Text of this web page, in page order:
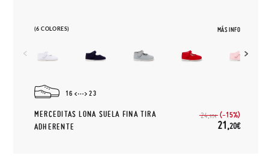
(6 COLORES) MÁS INFO
16 23
MERCEDITAS LONA SUELA FINA TIRA
ADHERENTE
24,95€ (-15%)
21,20€